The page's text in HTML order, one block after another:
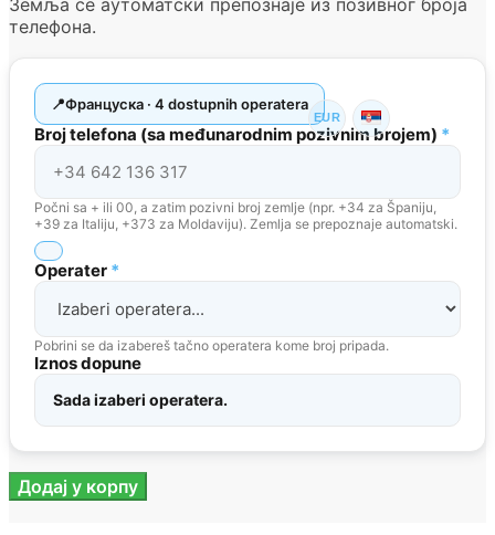
EUR
телефона.
Француска · 4 dostupnih operatera
Broj telefona (sa međunarodnim pozivnim brojem) *
Počni sa + ili 00, a zatim pozivni broj zemlje (npr. +34 za Španiju,
+39 za Italiju, +373 za Moldaviju). Zemlja se prepoznaje automatski.
Operater *
Pobrini se da izabereš tačno operatera kome broj pripada.
Iznos dopune
Sada izaberi operatera.
Допуна
мобилног
Додај у корпу